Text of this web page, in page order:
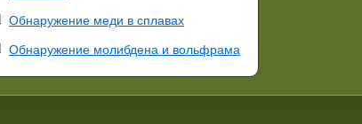
Обнаружение меди в сплавах
Обнаружение молибдена и вольфрама